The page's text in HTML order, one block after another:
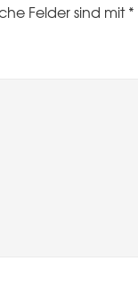
Felder sind mit*